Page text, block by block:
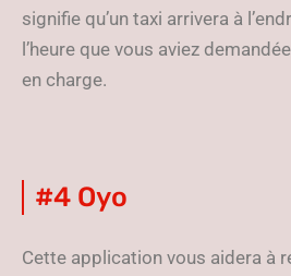
signifie qu’un taxi arrivera à
l’heure que vous aviez
en charge.
#4 Oyo
Cette application vous aidera à